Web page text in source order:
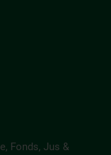
Fonds, Jus &